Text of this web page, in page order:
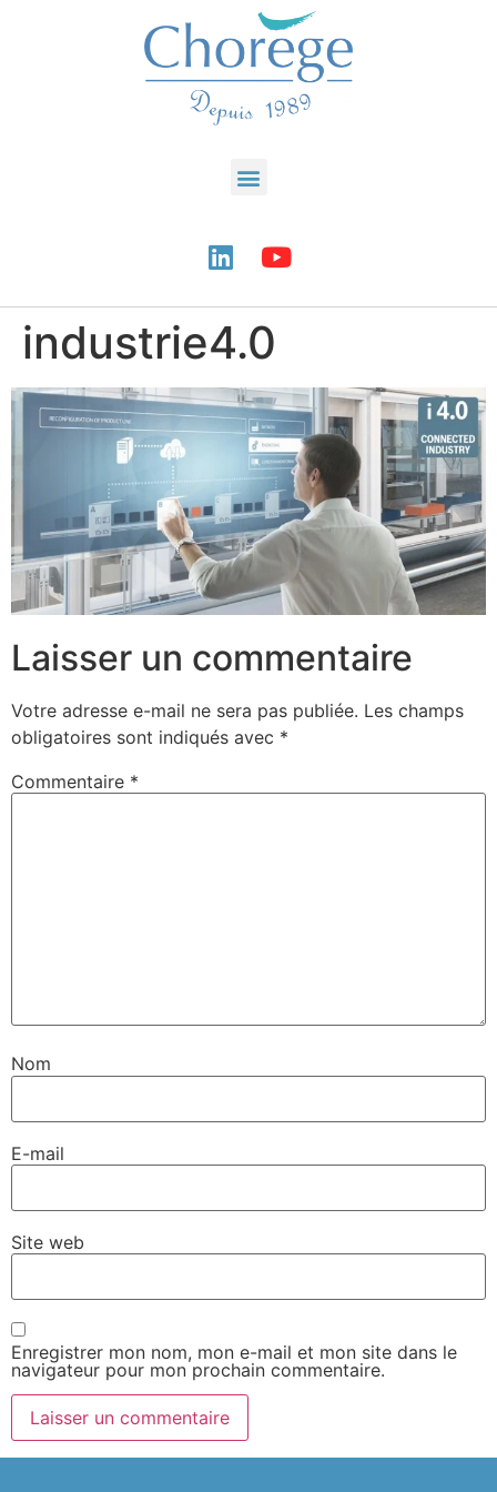
industrie4.0
Laisser un commentaire
Votre adresse e-mail ne sera pas publiée. Les champs
obligatoires sont indiqués avec *
Commentaire *
Nom
E-mail
Site web
Enregistrer mon nom, mon e-mail et mon site dans le
navigateur pour mon prochain commentaire.